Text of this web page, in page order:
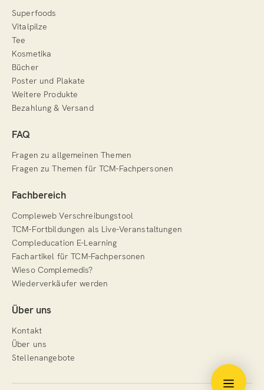
Superfoods
Vitalpilze
Tee
Kosmetika
Bücher
Poster und Plakate
Weitere Produkte
Bezahlung & Versand
FAQ
Fragen zu allgemeinen Themen
Fragen zu Themen für TCM-Fachpersonen
Fachbereich
Compleweb Verschreibungstool
TCM-Fortbildungen als Live-Veranstaltungen
Compleducation E-Learning
Fachartikel für TCM-Fachpersonen
Wieso Complemedis?
Wiederverkäufer werden
Über uns
Kontakt
Über uns
Stellenangebote